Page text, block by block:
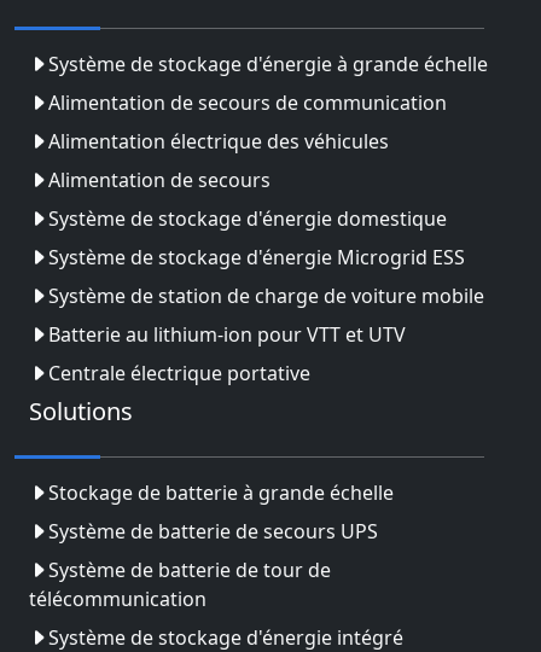
Système de stockage d'énergie à grande échelle
Alimentation de secours de communication
Alimentation électrique des véhicules
Alimentation de secours
Système de stockage d'énergie domestique
Système de stockage d'énergie Microgrid ESS
Système de station de charge de voiture mobile
Batterie au lithium-ion pour VTT et UTV
Centrale électrique portative
Solutions
Stockage de batterie à grande échelle
Système de batterie de secours UPS
Système de batterie de tour de
télécommunication
Système de stockage d'énergie intégré